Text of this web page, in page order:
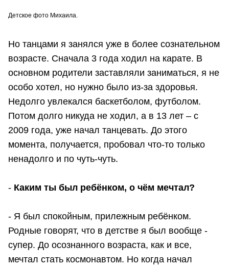
Детское фото Михаила.
Но танцами я занялся уже в более сознательном
возрасте. Сначала 3 года ходил на карате. В
основном родители заставляли заниматься, я не
особо хотел, но нужно было из-за здоровья.
Недолго увлекался баскетболом, футболом.
Потом долго никуда не ходил, а в 13 лет – с
2009 года, уже начал танцевать. До этого
момента, получается, пробовал что-то только
ненадолго и по чуть-чуть.
- Каким ты был ребёнком, о чём мечтал?
- Я был спокойным, прилежным ребёнком.
Родные говорят, что в детстве я был вообще -
супер. До осознанного возраста, как и все,
мечтал стать космонавтом. Но когда начал